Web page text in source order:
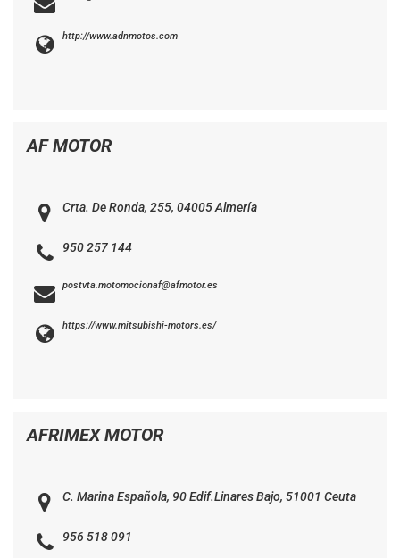
http://www.adnmotos.com
AF MOTOR
Crta. De Ronda, 255, 04005 Almería
950 257 144
postvta.motomocionaf@afmotor.es
https://www.mitsubishi-motors.es/
AFRIMEX MOTOR
C. Marina Española, 90 Edif.Linares Bajo, 51001 Ceuta
956 518 091